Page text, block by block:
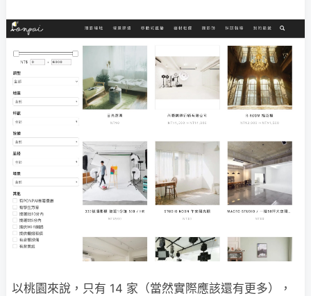
以桃園來說，只有 14 家（當然實際應該還有更多），